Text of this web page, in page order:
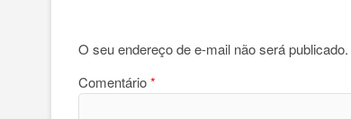
O seu endereço de e-mail não será publicado.
Comentário*